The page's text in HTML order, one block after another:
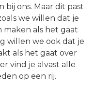
ons. Maar dit past
we willen dat je
als het gaat
willen we ook dat je
als het gaat over
vind je alvast alle
op een rij.